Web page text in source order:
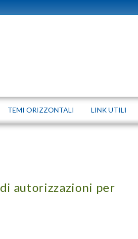
TEMI ORIZZONTALI LINK UTILI
autorizzazioni per